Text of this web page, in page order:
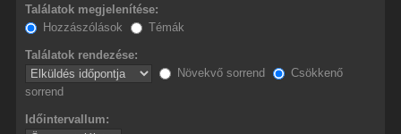
Találatok megjelenítése:
Hozzászólások
Témák
Találatok rendezése:
Növekvő sorrend
Csökkenő
sorrend
Időintervallum: